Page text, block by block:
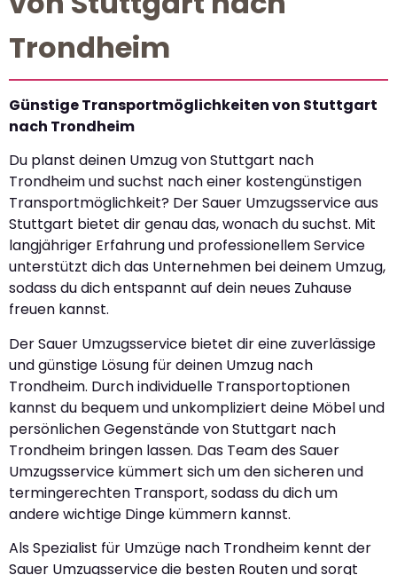
Trondheim
Günstige Transportmöglichkeiten von Stuttgart
nach Trondheim
Du planst deinen Umzug von Stuttgart nach
Trondheim und suchst nach einer kostengünstigen
Transportmöglichkeit? Der Sauer Umzugsservice aus
Stuttgart bietet dir genau das, wonach du suchst. Mit
langjähriger Erfahrung und professionellem Service
unterstützt dich das Unternehmen bei deinem Umzug,
sodass du dich entspannt auf dein neues Zuhause
freuen kannst.
Der Sauer Umzugsservice bietet dir eine zuverlässige
und günstige Lösung für deinen Umzug nach
Trondheim. Durch individuelle Transportoptionen
kannst du bequem und unkompliziert deine Möbel und
persönlichen Gegenstände von Stuttgart nach
Trondheim bringen lassen. Das Team des Sauer
Umzugsservice kümmert sich um den sicheren und
termingerechten Transport, sodass du dich um
andere wichtige Dinge kümmern kannst.
Als Spezialist für Umzüge nach Trondheim kennt der
Sauer Umzugsservice die besten Routen und sorgt